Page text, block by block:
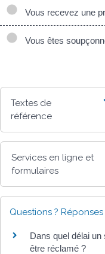
Vous recevez une
Vous êtes
Textes de
référence
Services en ligne et
formulaires
Questions ? Réponses
Dans quel délai
être réclamé ?